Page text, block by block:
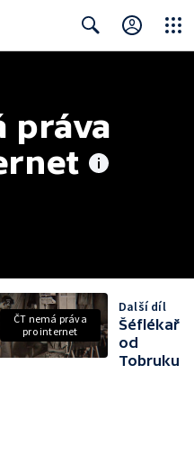
práva
ČT nemá práva
pro internet
Další díl
Šéflékař
od
Tobruku